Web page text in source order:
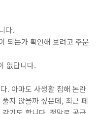
다.
되는가 확인해 보려고 주문
없답니다.
. 아마도 사생활 침해 논란
지 않을까 싶은데, 최근 페